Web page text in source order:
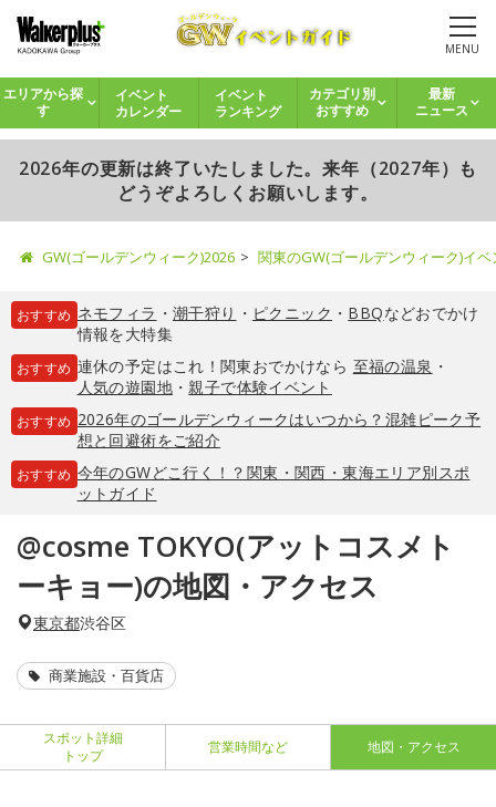
MENU
エリアから探
す
イベント
カレンダー
イベント
ランキング
カテゴリ別
おすすめ
最新
ニュース
2026年の更新は終了いたしました。来年（2027年）も
どうぞよろしくお願いします。
GW(ゴールデンウィーク)2026 関東のGW(ゴールデンウィーク)イ
おすすめ ネモフィラ ・ 潮干狩り ・ ピクニック ・ BBQなどおでかけ
情報を大特集
おすすめ 連休の予定はこれ！関東おでかけなら 至福の温泉 ・
人気の遊園地・親子で体験イベント
おすすめ 2026年のゴールデンウィークはいつから？混雑ピーク予
想と回避術をご紹介
おすすめ 今年のGWどこ行く！？関東・関西・東海エリア別スポ
ットガイド
@cosme TOKYO(アットコスメト
ーキョー)の地図・アクセス
東京都渋谷区
商業施設・百貨店
スポット詳細
トップ
営業時間など 地図・アクセス